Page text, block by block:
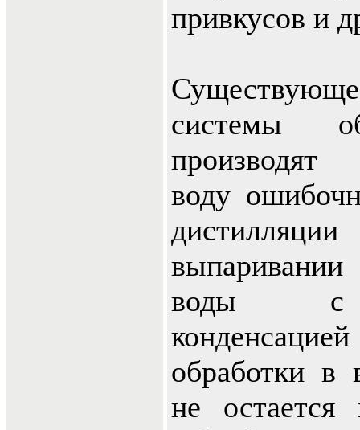
привкусов и
системы
производят
воду
воды с
обработки в
не остается